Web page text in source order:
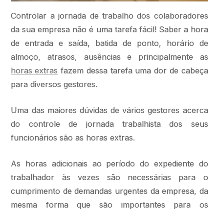
Controlar a jornada de trabalho dos colaboradores
da sua empresa não é uma tarefa fácil! Saber a hora
de entrada e saída, batida de ponto, horário de
almoço, atrasos, ausências e principalmente as
horas extras fazem dessa tarefa uma dor de cabeça
para diversos gestores.
Uma das maiores dúvidas de vários gestores acerca
do controle de jornada trabalhista dos seus
funcionários são as horas extras.
As horas adicionais ao período do expediente do
trabalhador às vezes são necessárias para o
cumprimento de demandas urgentes da empresa, da
mesma forma que são importantes para os